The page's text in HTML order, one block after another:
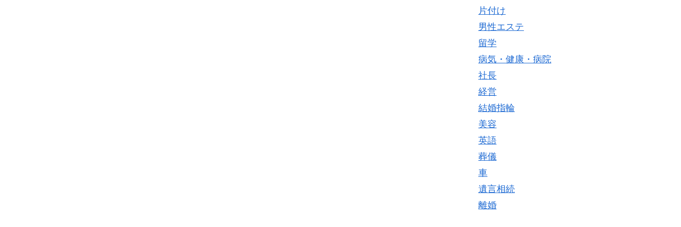
片付け
男性エステ
留学
病気・健康・病院
社長
経営
結婚指輪
美容
英語
葬儀
車
遺言相続
離婚